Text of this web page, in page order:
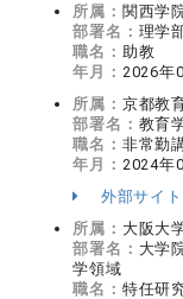
所属： 関西学
部署名： 理学
職名： 助教
年月： 2026年
所属： 京都教
部署名： 教育
職名： 非常勤
年月： 2024年
外部サイ
所属： 大阪大
部署名： 大学
学領域
職名： 特任研